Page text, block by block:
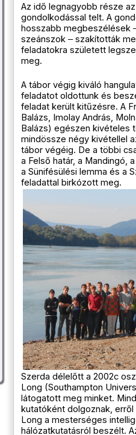
Az idő legnagyobb része
gondolkodással telt. A
hosszabb megbeszélések
szeánszok ‒ szakították
feladatokra született
meg.
A tábor végig kiváló
feladatot oldottunk és
feladat került kitűzésre. A
Balázs, Imolay András,
Balázs) egészen kivételes
mindössze négy kivétellel
tábor végéig. De a többi
a Felső határ, a Mandingó,
a Sünifésülési lemma és a
feladattal birkózott meg.
Szerda délelőtt a 2002c
Long (Southampton
látogatott meg minket.
kutatóként dolgoznak,
Long a mesterséges
hálózatkutatásról beszélt.